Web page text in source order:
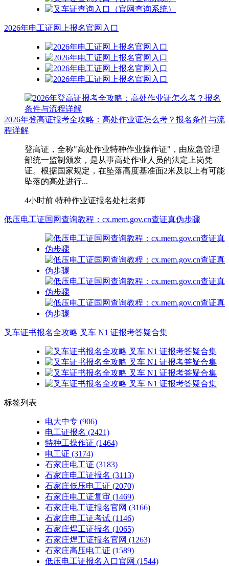
2026年电工证网上报名官网入口
2026年登高证报考全攻略：高处作业证怎么考？报名条件与流
程详解
登高证，全称"高处作业特种作业操作证"，由应急管理
部统一监制颁发，是从事高处作业人员的法定上岗凭
证。根据国家规定，在坠落高度基准面2米及以上有可能
坠落的高处进行...
4小时前 特种作业证报名处杜老师
低压电工证国网查询教程：cx.mem.gov.cn查证真伪步骤
叉车证书报名全攻略 叉车 N1 证报考答疑合集
标签列表
电大中专 (906)
电工证报名 (2421)
特种工操作证 (1464)
电工证 (3174)
石家庄电工证 (3183)
石家庄电工证报名 (3113)
石家庄低压电工证 (2070)
石家庄电工证复审 (1469)
石家庄电工证报名官网 (3166)
石家庄电工证考试 (1146)
石家庄焊工证报名 (1065)
石家庄焊工证报名官网 (1263)
石家庄高压电工证 (1589)
低压电工证报名入口官网 (1544)